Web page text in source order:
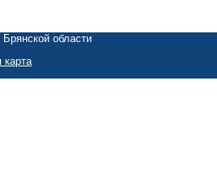
области
карта